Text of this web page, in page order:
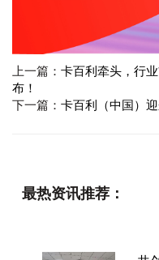
上一篇： 卡百利牵头，行
布！
下一篇： 卡百利（中国）
最热资讯推荐：